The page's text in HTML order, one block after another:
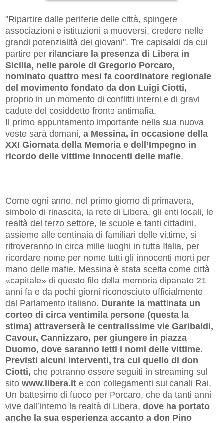
"Ripartire dalle periferie delle città, spingere
associazioni e istituzioni a muoversi, credere nelle
grandi potenzialità dei giovani". Tre capisaldi da cui
partire per rilanciare la presenza di Libera in
Sicilia, nelle parole di Gregorio Porcaro,
nominato quattro mesi fa coordinatore regionale
del movimento fondato da don Luigi Ciotti,
proprio in un momento di conflitti interni e di gravi
cadute del cosiddetto fronte antimafia.
Il primo appuntamento importante nella sua nuova
veste sarà domani, a Messina, in occasione della
XXI Giornata della Memoria e dell’Impegno in
ricordo delle vittime innocenti delle mafie.
Come ogni anno, nel primo giorno di primavera,
simbolo di rinascita, la rete di Libera, gli enti locali, le
realtà del terzo settore, le scuole e tanti cittadini,
assieme alle centinaia di familiari delle vittime, si
ritroveranno in circa mille luoghi in tutta Italia, per
ricordare nome per nome tutti gli innocenti morti per
mano delle mafie. Messina è stata scelta come città
«capitale» di questo filo della memoria dipanato 21
anni fa e da pochi giorni riconosciuto ufficialmente
dal Parlamento italiano. Durante la mattinata un
corteo di circa ventimila persone (questa la
stima) attraverserà le centralissime vie Garibaldi,
Cavour, Cannizzaro, per giungere in piazza
Duomo, dove saranno letti i nomi delle vittime.
Previsti alcuni interventi, tra cui quello di don
Ciotti, che potranno essere seguiti in streaming sul
sito www.libera.it e con collegamenti sui canali Rai.
Un battesimo di fuoco per Porcaro, che da tanti anni
vive dall’interno la realtà di Libera, dove ha portato
anche la sua esperienza accanto a don Pino